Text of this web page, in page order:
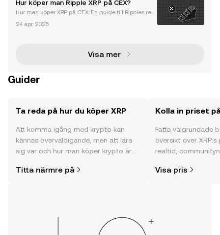
l utforskar den senaste utvecklingen, tekniska
Hur köper man Ripple XRP på CEX?
Hur man köper XRP på CEX: En guide till Ripples rev
g som har förändrat det globala betalningslandska
24 apr. 2025
Visa mer
Guider
Ta reda på hur du köper XRP
Att komma igång med krypto kan
kännas överväldigande, men att lära
sig var och hur man köper krypto är
din resa på OKX mobilapp eller direkt
Titta närmre på
Kolla in priset
Fatta välgrundade
översikt över
realtid,
Visa pris